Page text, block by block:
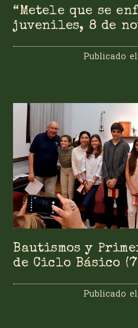
“Metele que se
juveniles, 8 de
Publicado el
Bautismos y
de Ciclo Básico
Publicado el